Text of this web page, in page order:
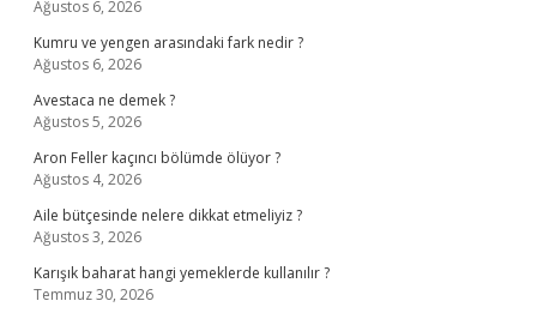
Ağustos 6, 2026
Kumru ve yengen arasındaki fark nedir ?
Ağustos 6, 2026
Avestaca ne demek ?
Ağustos 5, 2026
Aron Feller kaçıncı bölümde ölüyor ?
Ağustos 4, 2026
Aile bütçesinde nelere dikkat etmeliyiz ?
Ağustos 3, 2026
Karışık baharat hangi yemeklerde kullanılır ?
Temmuz 30, 2026